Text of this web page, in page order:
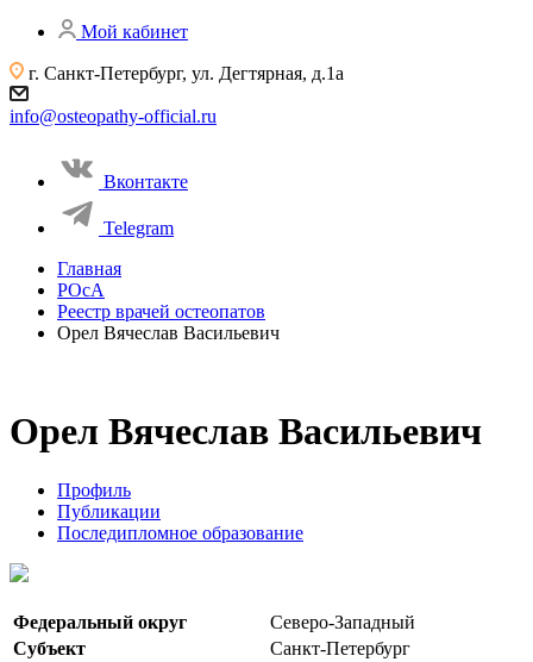
Мой кабинет
г. Санкт-Петербург, ул. Дегтярная, д.1а
info@osteopathy-official.ru
Вконтакте
Telegram
Главная
РОсА
Реестр врачей остеопатов
Орел Вячеслав Васильевич
Орел Вячеслав Васильевич
Профиль
Публикации
Последипломное образование
Федеральный округ
Северо-Западный
Субъект
Санкт-Петербург